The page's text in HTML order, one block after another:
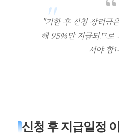
"기한 후 신청 장려금
해 95%만 지급되므로
셔야 합
신청 후 지급일정